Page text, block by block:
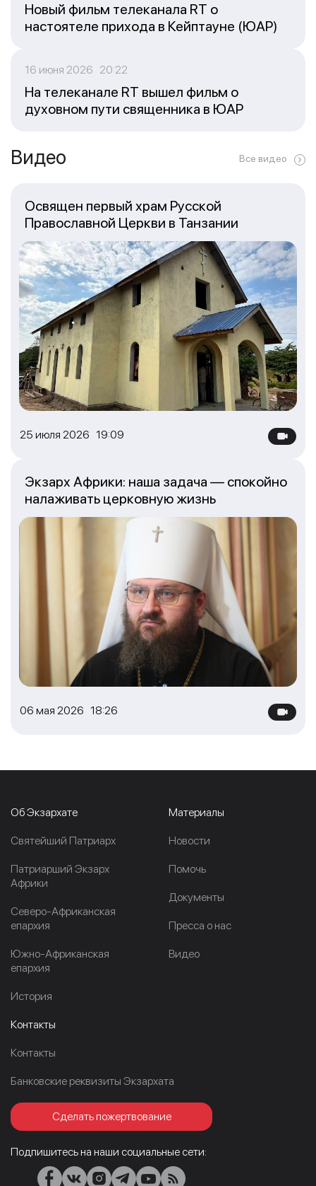
Новый фильм телеканала RT о
настоятеле прихода в Кейптауне (ЮАР)
16 июня 2026 20:22
На телеканале RT вышел фильм о
духовном пути священника в ЮАР
Видео Все видео
25 июля 2026 19:09
Освящен первый храм Русской
Православной Церкви в Танзании
06 мая 2026 18:26
Экзарх Африки: наша задача — спокойно
налаживать церковную жизнь
Об Экзархате
Cвятейший Патриарх
Патриарший Экзарх
Африки
Северо-Африканская
епархия
Южно-Африканская
епархия
История
Материалы
Новости
Помочь
Документы
Пресса о нас
Видео
Контакты
Контакты
Банковские реквизиты Экзархата
Сделать пожертвование
Подпишитесь на наши социальные сети: